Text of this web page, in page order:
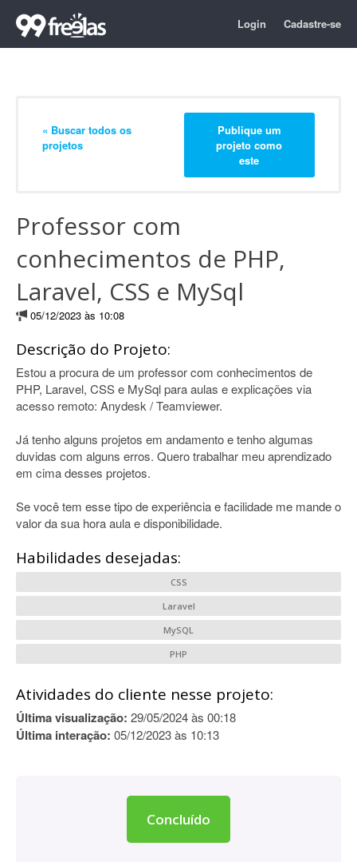
Login Cadastre-se
« Buscar todos os
projetos
Publique um
projeto como
este
Professor com
conhecimentos de PHP,
Laravel, CSS e MySql
05/12/2023 às 10:08
Descrição do Projeto:
Estou a procura de um professor com conhecimentos de
PHP, Laravel, CSS e MySql para aulas e explicações via
acesso remoto: Anydesk / Teamviewer.
Já tenho alguns projetos em andamento e tenho algumas
duvidas com alguns erros. Quero trabalhar meu aprendizado
em cima desses projetos.
Se você tem esse tipo de experiência e facilidade me mande o
valor da sua hora aula e disponibilidade.
Habilidades desejadas:
CSS
Laravel
MySQL
PHP
Atividades do cliente nesse projeto:
Última visualização: 29/05/2024 às 00:18
Última interação: 05/12/2023 às 10:13
Concluído